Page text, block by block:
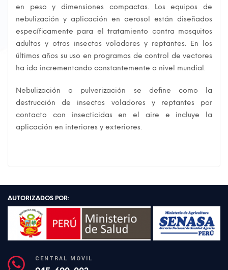
en peso y dimensiones compactas. Los equipos de
nebulización y aplicación en aerosol están diseñados
específicamente para el tratamiento contra mosquitos
adultos y otros insectos voladores y reptantes. En los
últimos años su uso en programas de control de vectores
ha ido incrementando constantemente a nivel mundial.
Nebulización o pulverización se define como la
destrucción de insectos voladores y reptantes por
contacto con insecticidas en el aire e incluye la
aplicación en interiores y exteriores.
AUTORIZADOS POR:
CENTRAL MÓVIL